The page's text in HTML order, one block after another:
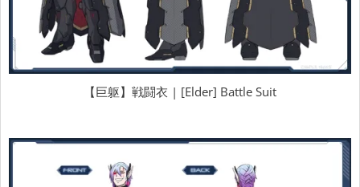
【巨躯】戦闘衣 | [Elder] Battle Suit